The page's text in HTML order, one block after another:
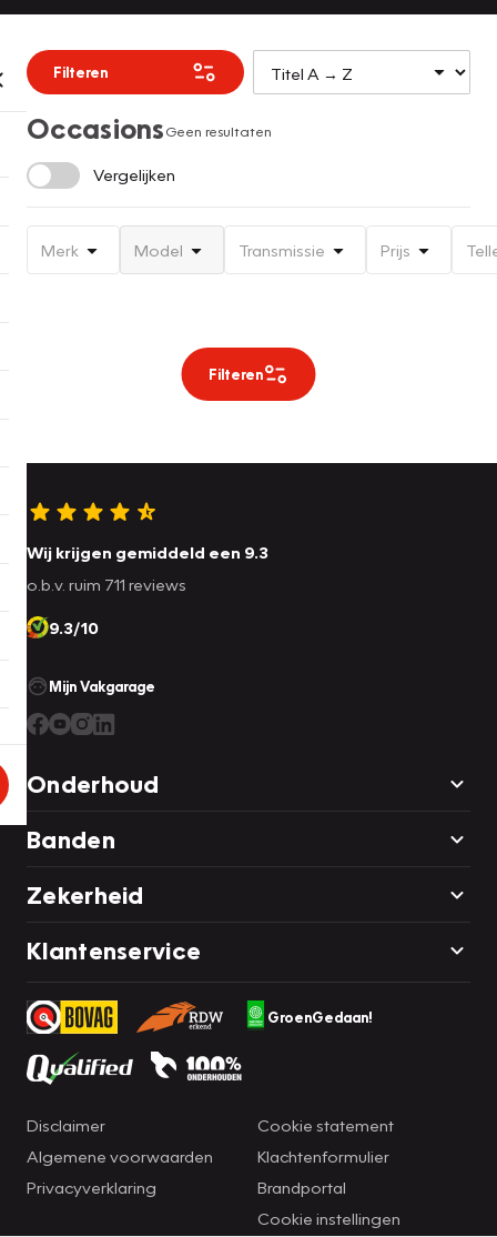
Filteren
OccasionsGeen resultaten
Vergelijken
Merk Model Transmissie Prijs
Filteren
Wij krijgen gemiddeld een 9.3
o.b.v. ruim 711 reviews
9.3/10
Mijn Vakgarage
Onderhoud
Banden
Zekerheid
Klantenservice
GroenGedaan!
Disclaimer
Algemene voorwaarden
Privacyverklaring
Cookie statement
Klachtenformulier
Brandportal
Cookie instellingen